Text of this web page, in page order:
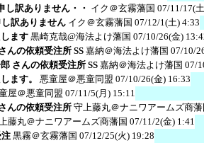
し訳ありません・・ イク＠玄霧藩国 07/11/17(
訳ありません イク＠玄霧藩国 07/12/1(土) 4:33
ます 黒崎克哉@海法よけ藩国 07/10/26(金)
んの依頼受注所 SS 嘉納＠海法よけ藩国 07/10/
さんの依頼受注所 SS 嘉納＠海法よけ藩国 07/
ます。
悪童屋＠悪童同盟 07/10/26(金) 16:33
屋＠悪童同盟 07/11/5(月) 15:11
んの依頼受注所守上藤丸＠ナニワアームズ商
藤丸＠ナニワアームズ商藩国 07/11/2(金) 1:41
注黒霧＠玄霧藩国 07/12/25(火) 19:28